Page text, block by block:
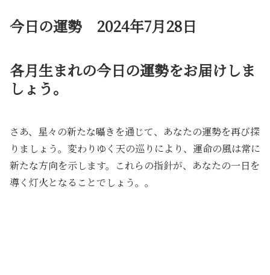
今日の運勢 2024年7月28日
各月生まれの今日の運勢をお届けしま
しょう。
さあ、星々の新たな囁きを通じて、あなたの運勢を再び探
りましょう。変わりゆく天の巡りにより、運命の風は常に
新たな方向を示します。これらの指針が、あなたの一日を
導く灯火となることでしょう。。